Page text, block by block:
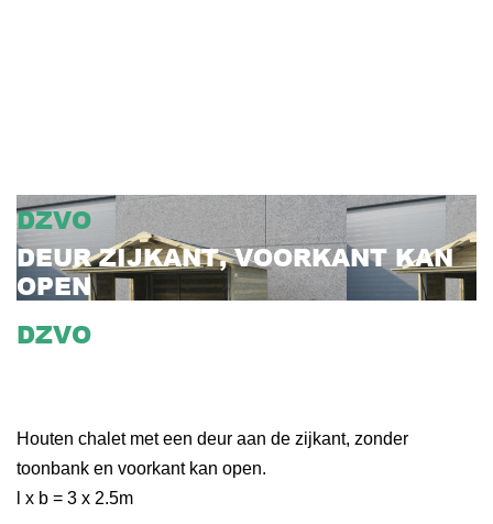
DZVO
DEUR ZIJKANT, VOORKANT KAN
OPEN
DZVO
Houten chalet met een deur aan de zijkant, zonder
toonbank en voorkant kan open.
l x b = 3 x 2.5m